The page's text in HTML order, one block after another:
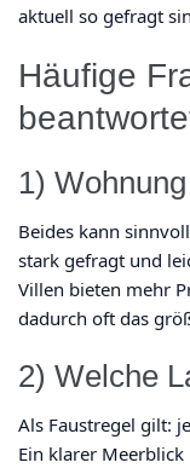
aktuell so gefragt
Häufige
1)
Beides kann
stark gefragt und
Villen bieten mehr
dadurch oft das
2) Welche
Als Faustregel gilt:
Ein klarer